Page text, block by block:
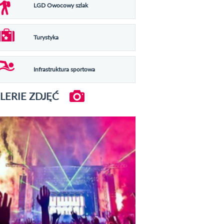
LGD Owocowy szlak
Turystyka
Infrastruktura sportowa
ZDJĘĆ